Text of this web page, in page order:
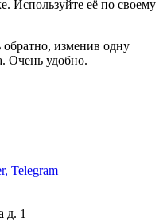
Используйте её по своему
изменив одну
Очень удобно.
Telegram
д. 1